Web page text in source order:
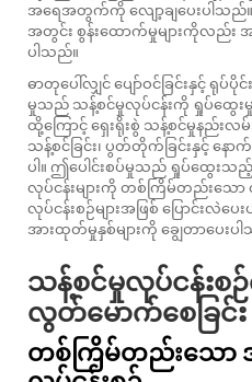
အရေအတွက်ကို လျော့ချပေးပါသည်
အတွင်း စွန်းထောက်မှုများကိုလည်
ပါသည်။
ဓာတုပေါ်လျှင် ပျော်ဝင်ခြင်းနှင့် ရုပ်
မှုသည် သန့်စင်မှုလုပ်ငန်းကို ရှုပ်ထွေးမှု
ထို့ကြောင့် ရှေးရိုးစွဲ သန့်စင်မှုနည်း
သန့်စင်ခြင်း၊ ပွတ်တိုက်ခြင်းနှင့် န
ပါ။ ဤပေါင်းစပ်မှုသည် ရှုပ်ထွေးသ
လုပ်ငန်းများကို တစ်ကြိမ်တည်းသော
လုပ်ငန်းစဉ်များအဖြစ် ပြောင်းလဲပ
အားထုတ်မှုနှစ်များကို ချွေတာပေးပ
သန့်စင်မှုလုပ်ငန်းစဉ်
လွတ်မောက်စေခြင်း
တစ်ကြိမ်တည်းသော